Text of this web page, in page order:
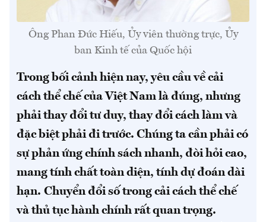
Ông Phan Đức Hiếu, Ủy viên thường trực, Ủy
ban Kinh tế của Quốc hội
Trong bối cảnh hiện nay, yêu cầu về cải
cách thể chế của Việt Nam là đúng, nhưng
phải thay đổi tư duy, thay đổi cách làm và
đặc biệt phải đi trước. Chúng ta cần phải có
sự phản ứng chính sách nhanh, đòi hỏi cao,
mang tính chất toàn diện, tính dự đoán dài
hạn. Chuyển đổi số trong cải cách thể chế
và thủ tục hành chính rất quan trọng.